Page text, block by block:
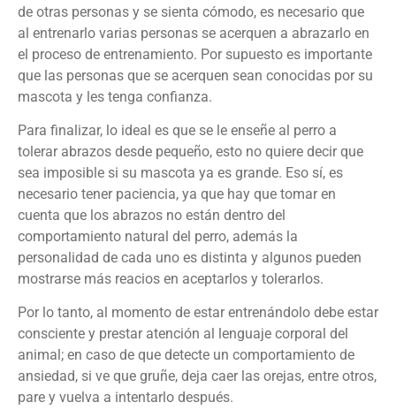
de otras personas y se sienta cómodo, es necesario que
al entrenarlo varias personas se acerquen a abrazarlo en
el proceso de entrenamiento. Por supuesto es importante
que las personas que se acerquen sean conocidas por su
mascota y les tenga confianza.
Para finalizar, lo ideal es que se le enseñe al perro a
tolerar abrazos desde pequeño, esto no quiere decir que
sea imposible si su mascota ya es grande. Eso sí, es
necesario tener paciencia, ya que hay que tomar en
cuenta que los abrazos no están dentro del
comportamiento natural del perro, además la
personalidad de cada uno es distinta y algunos pueden
mostrarse más reacios en aceptarlos y tolerarlos.
Por lo tanto, al momento de estar entrenándolo debe estar
consciente y prestar atención al lenguaje corporal del
animal; en caso de que detecte un comportamiento de
ansiedad, si ve que gruñe, deja caer las orejas, entre otros,
pare y vuelva a intentarlo después.